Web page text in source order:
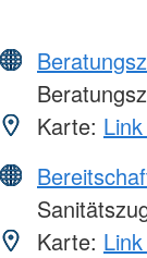
Karte:
Karte: